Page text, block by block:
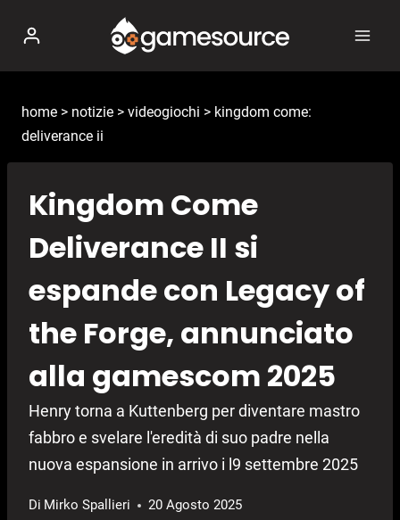
contenuto
home > notizie > videogiochi > kingdom come:
deliverance ii
Kingdom Come
Deliverance II si
espande con Legacy of
the Forge, annunciato
alla gamescom 2025
Henry torna a Kuttenberg per diventare mastro
fabbro e svelare l'eredità di suo padre nella
nuova espansione in arrivo i l9 settembre 2025
Di Mirko Spallieri 20 Agosto 2025